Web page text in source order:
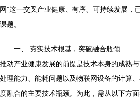
网”这一交叉产业健康、有序、可持续发展，
课题。
一、 夯实技术根基，突破融合瓶颈
推动产业健康发展的前提是技术本身的成熟
处理能力、能耗问题以及物联网设备的计算
度融合的主要技术瓶颈。为此，需从以下方面